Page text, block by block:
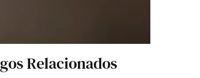
Relacionados